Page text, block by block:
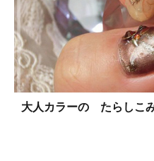
大人カラーの たらしこ